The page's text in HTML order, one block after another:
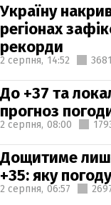
Україну
регіонах
рекорди
2 серпня, 14:52 3681
До +37 та
прогноз
2 серпня, 08:00
Дощитиме
+35: яку
2 серпня, 06:57